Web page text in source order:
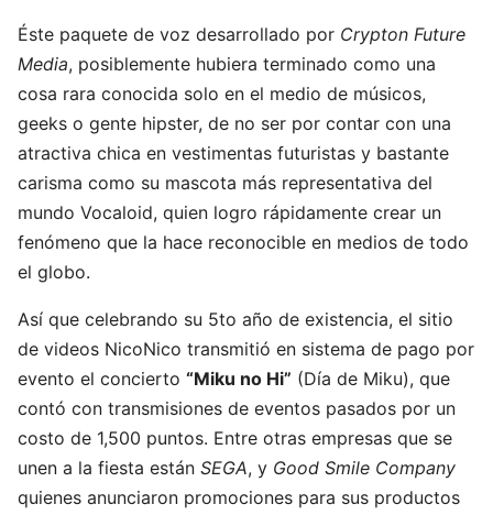
Éste paquete de voz desarrollado por Crypton Future
Media, posiblemente hubiera terminado como una
cosa rara conocida solo en el medio de músicos,
geeks o gente hipster, de no ser por contar con una
atractiva chica en vestimentas futuristas y bastante
carisma como su mascota más representativa del
mundo Vocaloid, quien logro rápidamente crear un
fenómeno que la hace reconocible en medios de todo
el globo.
Así que celebrando su 5to año de existencia, el sitio
de videos NicoNico transmitió en sistema de pago por
evento el concierto “Miku no Hi” (Día de Miku), que
contó con transmisiones de eventos pasados por un
costo de 1,500 puntos. Entre otras empresas que se
unen a la fiesta están SEGA, y Good Smile Company
quienes anunciaron promociones para sus productos